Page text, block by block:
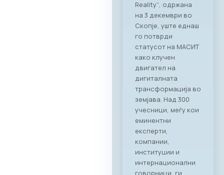
ресторанот PARK by
RAGUSA,
Стопанската
комора за ИКТ –
МАСИТ, заедно со
својот патрон
партнер RAGUSA
GROUP, го
реализираа првиот
деловен бранч под
името „CONNECT &
TASTE“. Настанот
послужи како
платформа за
директно
поврзување на